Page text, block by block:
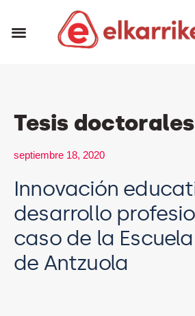
Tesis doctorales
septiembre 18, 2020
Innovación
desarrollo
caso de la
de Antzuola